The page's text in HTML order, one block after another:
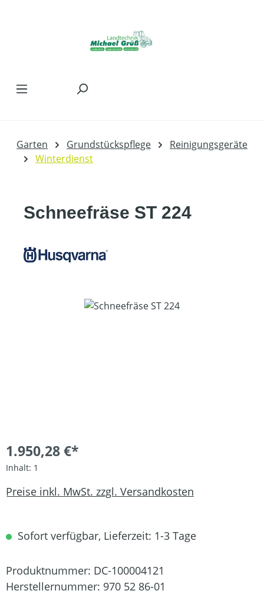
Garten Grundstückspflege
Reinigungsgeräte
Winterdienst
Schneefräse ST 224
Bildergalerie überspringen
1.950,28 €*
Inhalt: 1
Preise inkl. MwSt. zzgl. Versandkosten
Sofort verfügbar, Lieferzeit: 1-3 Tage
Produktnummer: DC-100004121
Herstellernummer: 970 52 86-01